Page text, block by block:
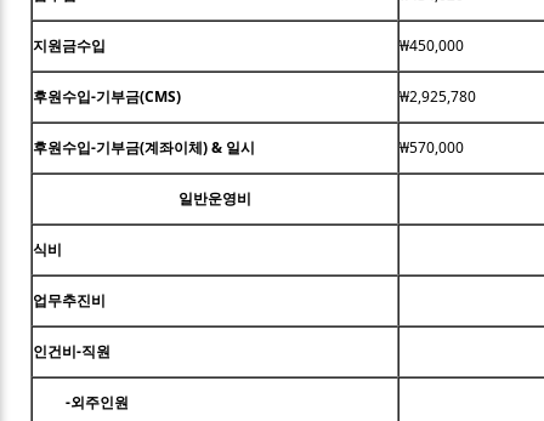
지원금수입 ₩450,000
후원수입-기부금(CMS) ₩2,925,780
후원수입-기부금(계좌이체) & 일시 ₩570,000
일반운영비
식비
업무추진비
인건비-직원
-외주인원